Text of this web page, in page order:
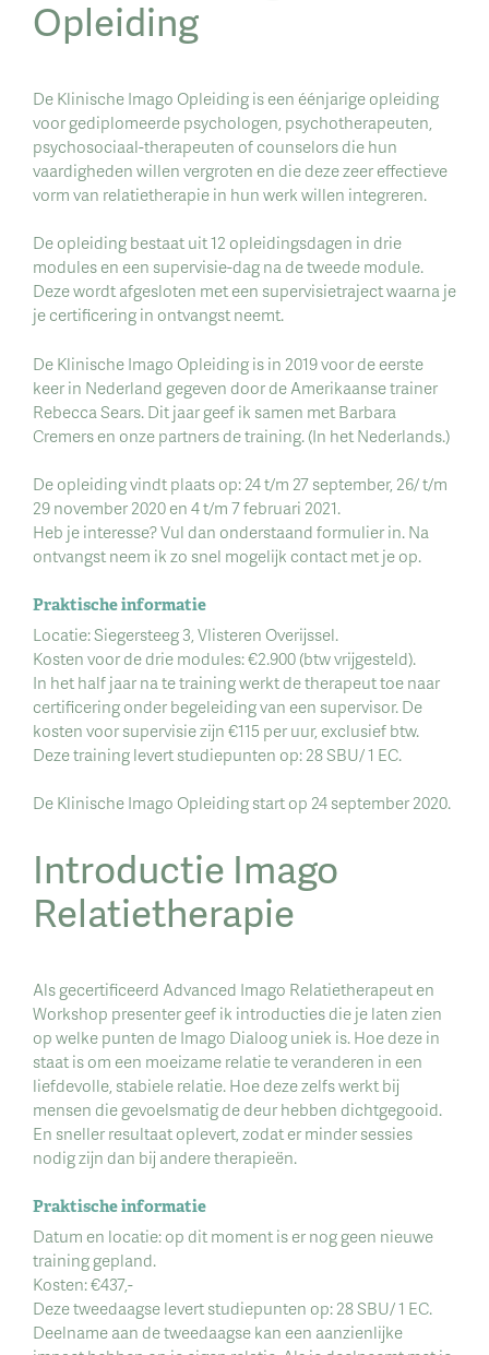
Opleiding
De Klinische Imago Opleiding is een éénjarige opleiding
voor gediplomeerde psychologen, psychotherapeuten,
psychosociaal-therapeuten of counselors die hun
vaardigheden willen vergroten en die deze zeer effectieve
vorm van relatietherapie in hun werk willen integreren.
De opleiding bestaat uit 12 opleidingsdagen in drie
modules en een supervisie-dag na de tweede module.
Deze wordt afgesloten met een supervisietraject waarna je
je certificering in ontvangst neemt.
De Klinische Imago Opleiding is in 2019 voor de eerste
keer in Nederland gegeven door de Amerikaanse trainer
Rebecca Sears. Dit jaar geef ik samen met Barbara
Cremers en onze partners de training. (In het Nederlands.)
De opleiding vindt plaats op: 24 t/m 27 september, 26/ t/m
29 november 2020 en 4 t/m 7 februari 2021.
Heb je interesse? Vul dan onderstaand formulier in. Na
ontvangst neem ik zo snel mogelijk contact met je op.
Praktische informatie
Locatie: Siegersteeg 3, Vlisteren Overijssel.
Kosten voor de drie modules: €2.900 (btw vrijgesteld).
In het half jaar na te training werkt de therapeut toe naar
certificering onder begeleiding van een supervisor. De
kosten voor supervisie zijn €115 per uur, exclusief btw.
Deze training levert studiepunten op: 28 SBU/ 1 EC.
De Klinische Imago Opleiding start op 24 september 2020.
Introductie Imago
Relatietherapie
Als gecertificeerd Advanced Imago Relatietherapeut en
Workshop presenter geef ik introducties die je laten zien
op welke punten de Imago Dialoog uniek is. Hoe deze in
staat is om een moeizame relatie te veranderen in een
liefdevolle, stabiele relatie. Hoe deze zelfs werkt bij
mensen die gevoelsmatig de deur hebben dichtgegooid.
En sneller resultaat oplevert, zodat er minder sessies
nodig zijn dan bij andere therapieën.
Praktische informatie
Datum en locatie: op dit moment is er nog geen nieuwe
training gepland.
Kosten: €437,-
Deze tweedaagse levert studiepunten op: 28 SBU/ 1 EC.
Deelname aan de tweedaagse kan een aanzienlijke